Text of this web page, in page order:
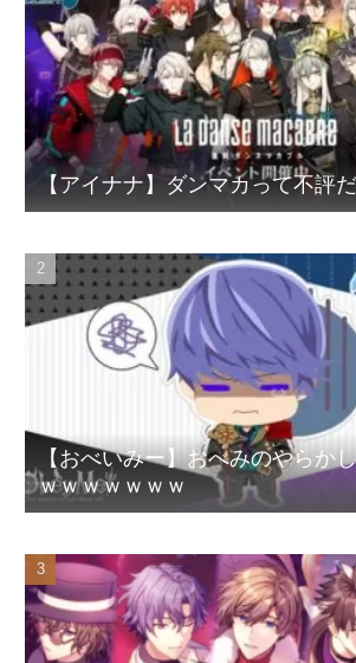
【アイナナ】ダンマカって不評
【おべいみー】おべみのやらか
ｗｗｗｗｗｗｗ